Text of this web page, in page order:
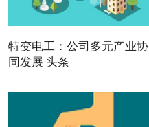
特变电工：公司多元产业协
同发展 头条